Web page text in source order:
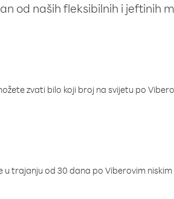
od naših fleksibilnih i jeftinih
zvati bilo koji broj na svijetu po
trajanju od 30 dana po Viberovim niskim